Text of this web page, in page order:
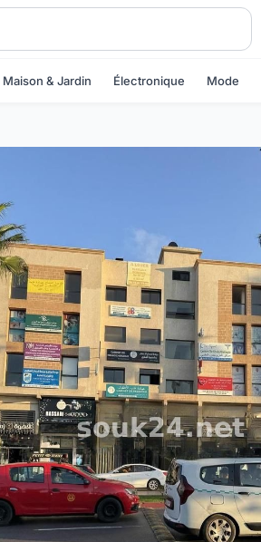
Maison & Jardin Électronique Mode